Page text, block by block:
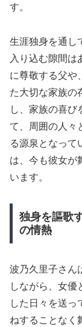
す。
生涯独身を通し
入り込む隙間は
に尊敬する父や
た大切な家族の
し、家族の喜び
て、周囲の人々
る源泉となって
は、今も彼女が
います。
独身を謳歌
の情熱
波乃久里子さん
しながら、女優
した日々を送っ
ねすることなく